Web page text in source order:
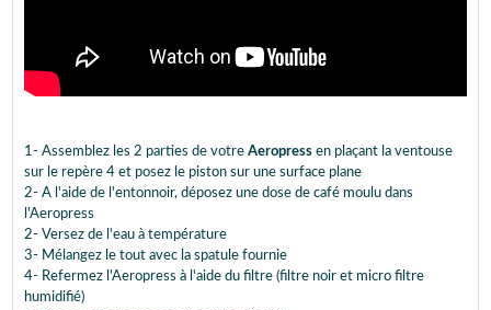
1- Assemblez les 2 parties de votre Aeropress en plaçant la ventouse
sur le repère 4 et posez le piston sur une surface plane
2- A l'aide de l'entonnoir, déposez une dose de café moulu dans
l'Aeropress
2- Versez de l'eau à température
3- Mélangez le tout avec la spatule fournie
4- Refermez l'Aeropress à l'aide du filtre (filtre noir et micro filtre
humidifié)